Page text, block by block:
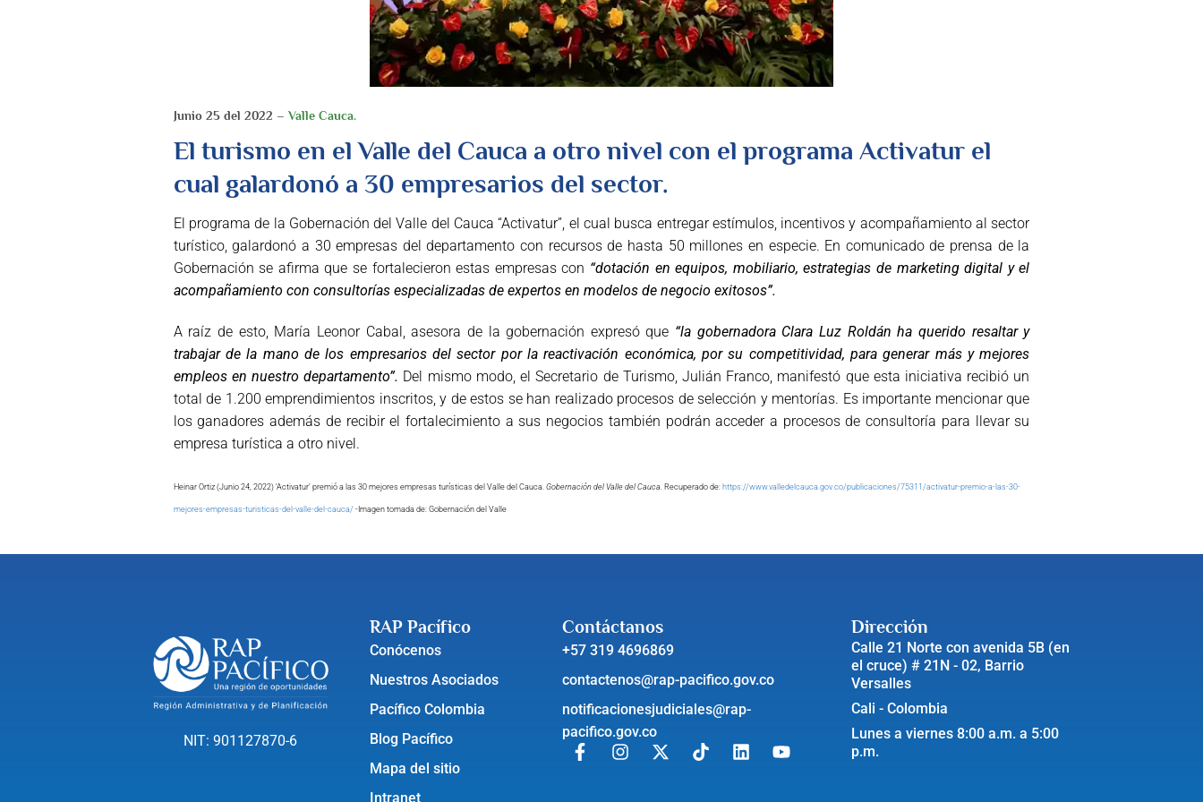
Junio 25 del 2022 – Valle Cauca.
El turismo en el Valle del Cauca a otro nivel con el programa Activatur el
cual galardonó a 30 empresarios del sector.
El programa de la Gobernación del Valle del Cauca “Activatur”, el cual busca entregar estímulos, incentivos y acompañamiento al sector
turístico, galardonó a 30 empresas del departamento con recursos de hasta 50 millones en especie. En comunicado de prensa de la
Gobernación se afirma que se fortalecieron estas empresas con “dotación en equipos, mobiliario, estrategias de marketing digital y el
acompañamiento con consultorías especializadas de expertos en modelos de negocio exitosos”.
A raíz de esto, María Leonor Cabal, asesora de la gobernación expresó que “la gobernadora Clara Luz Roldán ha querido resaltar y
trabajar de la mano de los empresarios del sector por la reactivación económica, por su competitividad, para generar más y mejores
empleos en nuestro departamento”. Del mismo modo, el Secretario de Turismo, Julián Franco, manifestó que esta iniciativa recibió un
total de 1.200 emprendimientos inscritos, y de estos se han realizado procesos de selección y mentorías. Es importante mencionar que
los ganadores además de recibir el fortalecimiento a sus negocios también podrán acceder a procesos de consultoría para llevar su
empresa turística a otro nivel.
Heinar Ortiz (Junio 24, 2022) ‘Activatur’ premió a las 30 mejores empresas turísticas del Valle del Cauca. Gobernación del Valle del Cauca. Recuperado de: https://www.valledelcauca.gov.co/publicaciones/75311/activatur-premio-a-las-30-
mejores-empresas-turisticas-del-valle-del-cauca/ -Imagen tomada de: Gobernación del Valle
NIT: 901127870-6
RAP Pacífico
Conócenos
Nuestros Asociados
Pacífico Colombia
Blog Pacífico
Mapa del sitio
Intranet
Contáctanos
+57 319 4696869
contactenos@rap-pacifico.gov.co
notificacionesjudiciales@rap-
pacifico.gov.co
Dirección
Calle 21 Norte con avenida 5B (en
el cruce) # 21N - 02, Barrio
Versalles
Cali - Colombia
Lunes a viernes 8:00 a.m. a 5:00
p.m.